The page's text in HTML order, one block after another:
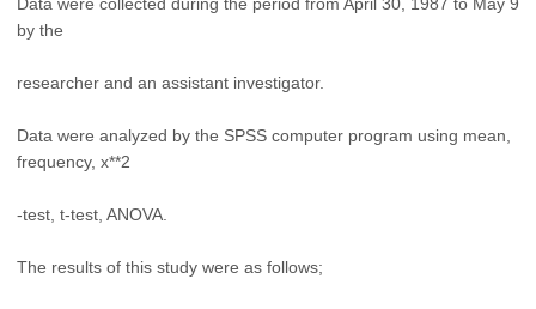
by the
researcher and an assistant investigator.
Data were analyzed by the SPSS computer program using mean,
frequency, x**2
-test, t-test, ANOVA.
The results of this study were as follows;